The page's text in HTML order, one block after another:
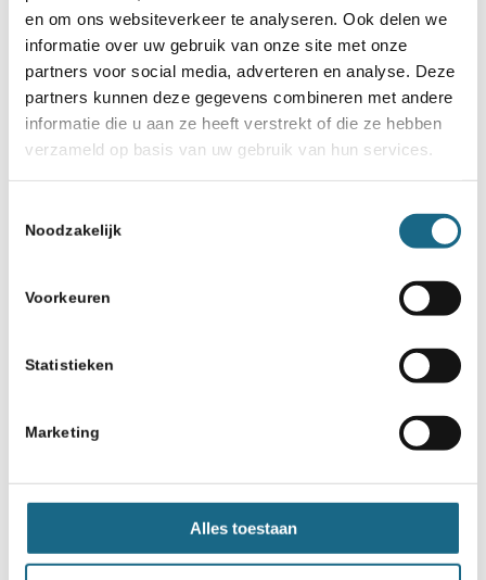
en om ons websiteverkeer te analyseren. Ook delen we
informatie over uw gebruik van onze site met onze
partners voor social media, adverteren en analyse. Deze
partners kunnen deze gegevens combineren met andere
informatie die u aan ze heeft verstrekt of die ze hebben
verzameld op basis van uw gebruik van hun services.
Noodzakelijk
Voorkeuren
Statistieken
Marketing
Alles toestaan
Oscar Romero Open Hoorns
Kampioenschap 2026 + PK